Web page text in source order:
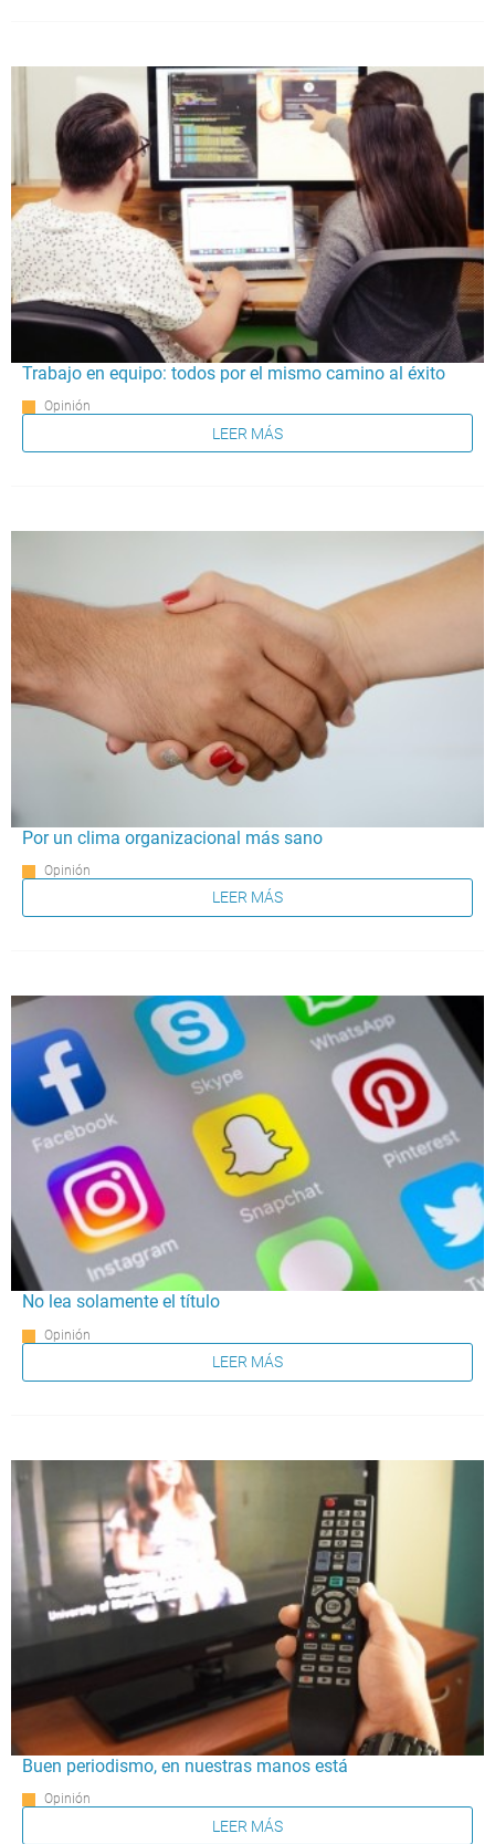
Trabajo en equipo: todos por el mismo camino al éxito
Opinión
LEER MÁS
Por un clima organizacional más sano
Opinión
LEER MÁS
No lea solamente el título
Opinión
LEER MÁS
Buen periodismo, en nuestras manos está
Opinión
LEER MÁS